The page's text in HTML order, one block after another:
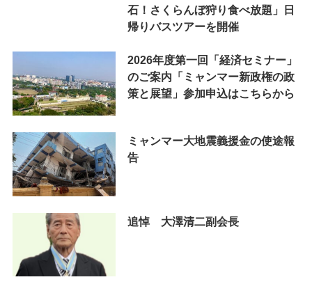
石！さくらんぼ狩り食べ放題」日
帰りバスツアーを開催
2026年度第一回「経済セミナー」
のご案内「ミャンマー新政権の政
策と展望」参加申込はこちらから
ミャンマー大地震義援金の使途報
告
追悼 大澤清二副会長